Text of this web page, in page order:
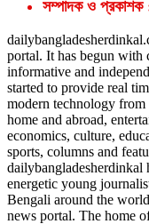
সম্পাদক ও প্রকাশক
portal. It has begun with
informative and
started to provide real
modern technology
home and abroad,
economics, culture,
sports, columns and
dailybangladesherdinkal
energetic young
Bengali around the
news portal. The home